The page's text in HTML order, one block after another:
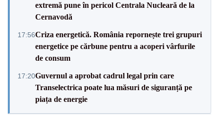
extremă pune în pericol Centrala Nucleară de la
Cernavodă
17:56Criza energetică. România repornește trei grupuri
energetice pe cărbune pentru a acoperi vârfurile
de consum
17:20Guvernul a aprobat cadrul legal prin care
Transelectrica poate lua măsuri de siguranță pe
piața de energie